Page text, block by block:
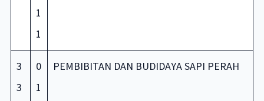
1
1
3
3
0
1
PEMBIBITAN DAN BUDIDAYA SAPI PERAH